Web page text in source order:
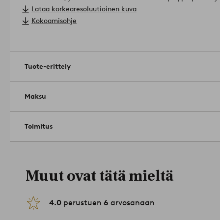
koottavat.
Hoito-ohje: Puhdistus kostealla liinalla pyyhkimällä.
Lataa korkearesoluutioinen kuva
Kokoamisohje
Tuote-erittely
Maksu
Toimitus
Muut ovat tätä mieltä
4.0 perustuen 6 arvosanaan